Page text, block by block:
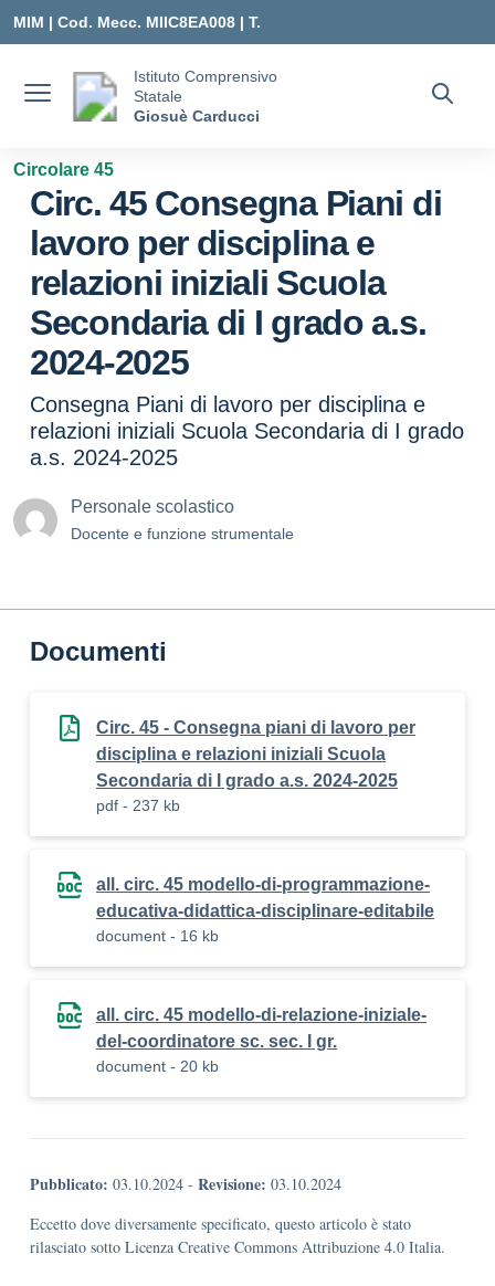
MIM | Cod. Mecc. MIIC8EA008 | T.
MIIC8EA008@ISTRUZIONE.IT
Istituto Comprensivo
Statale
Giosuè Carducci
Circolare 45
Circ. 45 Consegna Piani di
lavoro per disciplina e
relazioni iniziali Scuola
Secondaria di I grado a.s.
2024-2025
Consegna Piani di lavoro per disciplina e
relazioni iniziali Scuola Secondaria di I grado
a.s. 2024-2025
Personale scolastico
Docente e funzione strumentale
Documenti
Circ. 45 - Consegna piani di lavoro per
disciplina e relazioni iniziali Scuola
Secondaria di I grado a.s. 2024-2025
pdf - 237 kb
all. circ. 45 modello-di-programmazione-
educativa-didattica-disciplinare-editabile
document - 16 kb
all. circ. 45 modello-di-relazione-iniziale-
del-coordinatore sc. sec. I gr.
document - 20 kb
Pubblicato: 03.10.2024 - Revisione: 03.10.2024
Eccetto dove diversamente specificato, questo articolo è stato
rilasciato sotto Licenza Creative Commons Attribuzione 4.0 Italia.